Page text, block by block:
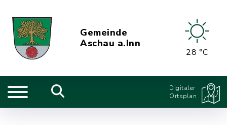
Gemeinde
Aschau a.Inn
28 °C
Digitaler
Ortsplan